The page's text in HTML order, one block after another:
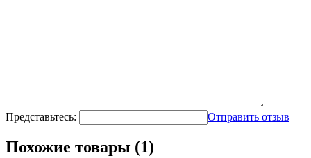
Представьтесь: Отправить отзыв
Похожие товары (1)